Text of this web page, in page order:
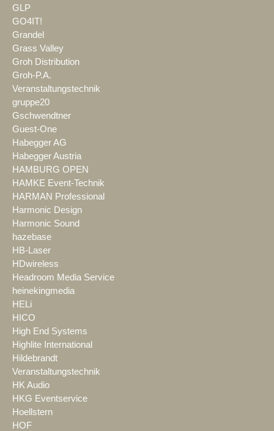
GLP
GO4IT!
Grandel
Grass Valley
Groh Distribution
Groh-P.A.
Veranstaltungstechnik
gruppe20
Gschwendtner
Guest-One
Habegger AG
Habegger Austria
HAMBURG OPEN
HAMKE Event-Technik
HARMAN Professional
Harmonic Design
Harmonic Sound
hazebase
HB-Laser
HDwireless
Headroom Media Service
heinekingmedia
HELi
HICO
High End Systems
Highlite International
Hildebrandt
Veranstaltungstechnik
HK Audio
HKG Eventservice
Hoellstern
HOF